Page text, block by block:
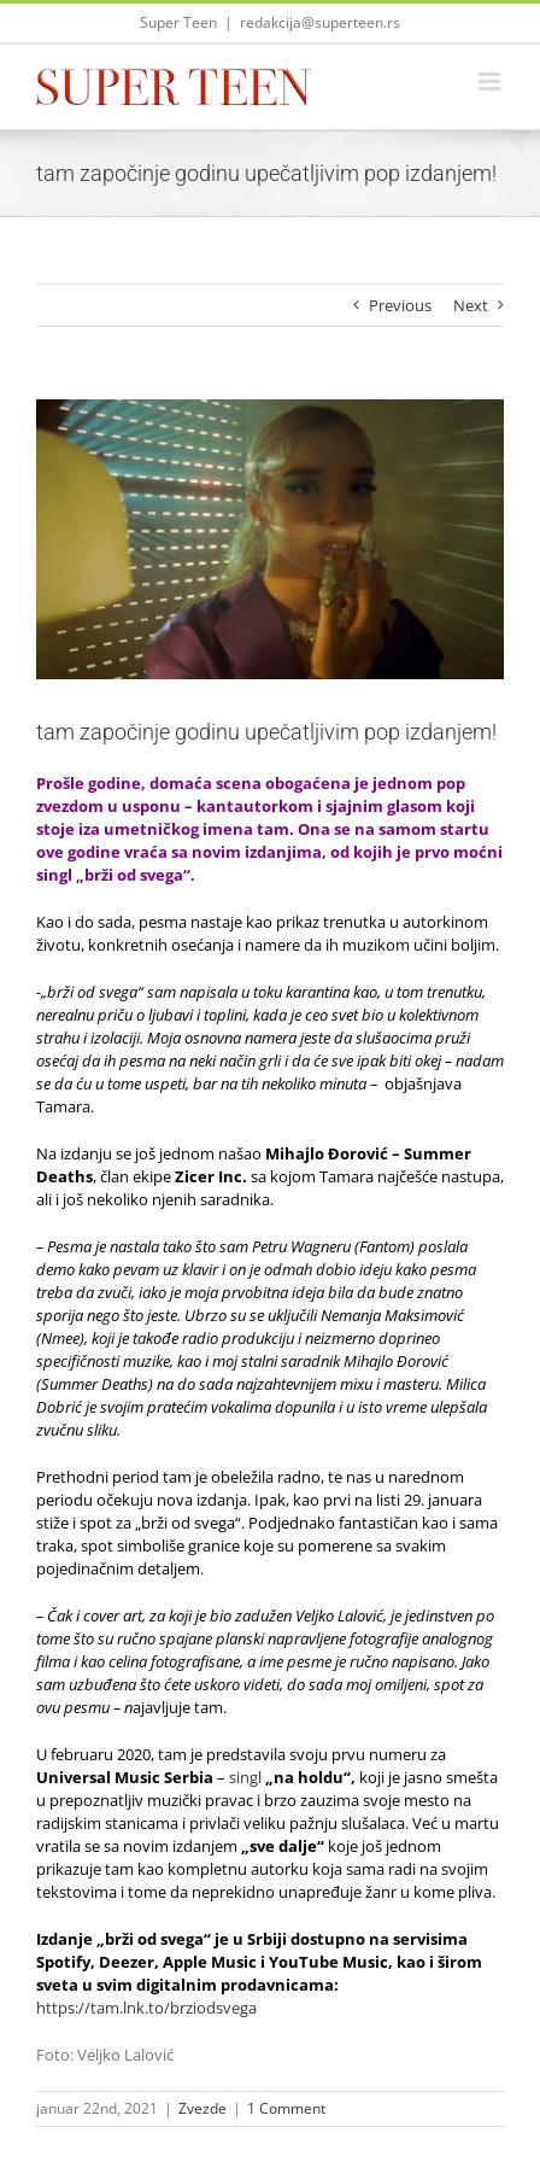
Skip
Super Teen | redakcija@superteen.rs
tam započinje godinu upečatljivim pop izdanjem!
Previous Next
View
Larger
tam započinje godinu upečatljivim pop izdanjem!
Prošle godine, domaća scena obogaćena je jednom pop
zvezdom u usponu – kantautorkom i sjajnim glasom koji
stoje iza umetničkog imena tam. Ona se na samom startu
ove godine vraća sa novim izdanjima, od kojih je prvo moćni
singl „brži od svega“.
Kao i do sada, pesma nastaje kao prikaz trenutka u autorkinom
životu, konkretnih osećanja i namere da ih muzikom učini boljim.
-„brži od svega“ sam napisala u toku karantina kao, u tom trenutku,
nerealnu priču o ljubavi i toplini, kada je ceo svet bio u kolektivnom
strahu i izolaciji. Moja osnovna namera jeste da slušaocima pruži
osećaj da ih pesma na neki način grli i da će sve ipak biti okej – nadam
se da ću u tome uspeti, bar na tih nekoliko minuta – objašnjava
Tamara.
Na izdanju se još jednom našao Mihajlo Đorović – Summer
Deaths, član ekipeZicer Inc. sa kojom Tamara najčešće nastupa,
ali i još nekoliko njenih saradnika.
– Pesma je nastala tako što sam Petru Wagneru (Fantom) poslala
demo kako pevam uz klavir i on je odmah dobio ideju kako pesma
treba da zvuči, iako je moja prvobitna ideja bila da bude znatno
sporija nego što jeste. Ubrzo su se uključili Nemanja Maksimović
(Nmee), koji je takođe radio produkciju i neizmerno doprineo
specifičnosti muzike, kao i moj stalni saradnik Mihajlo Đorović
(Summer Deaths) na do sada najzahtevnijem mixu i masteru. Milica
Dobrić je svojim pratećim vokalima dopunila i u isto vreme ulepšala
zvučnu sliku.
Prethodni period tam je obeležila radno, te nas u narednom
periodu očekuju nova izdanja. Ipak, kao prvi na listi 29. januara
stiže i spot za „brži od svega“. Podjednako fantastičan kao i sama
traka, spot simboliše granice koje su pomerene sa svakim
pojedinačnim detaljem.
– Čak i cover art, za koji je bio zadužen Veljko Lalović, je jedinstven po
tome što su ručno spajane planski napravljene fotografije analognog
filma i kao celina fotografisane, a ime pesme je ručno napisano. Jako
sam uzbuđena što ćete uskoro videti, do sada moj omiljeni, spot za
ovu pesmu – najavljuje tam.
U februaru 2020, tam je predstavila svoju prvu numeru za
Universal Music Serbia – singl „na holdu“, koji je jasno smešta
u prepoznatljiv muzički pravac i brzo zauzima svoje mesto na
radijskim stanicama i privlači veliku pažnju slušalaca. Već u martu
vratila se sa novim izdanjem „sve dalje“ koje još jednom
prikazuje tam kao kompletnu autorku koja sama radi na svojim
tekstovima i tome da neprekidno unapređuje žanr u kome pliva.
Izdanje „brži od svega“ je u Srbiji dostupno na servisima
Spotify, Deezer, Apple Music i YouTube Music, kao i širom
sveta u svim digitalnim prodavnicama:
https://tam.lnk.to/brziodsvega
Foto: Veljko Lalović
januar 22nd, 2021 | Zvezde | 1 Comment